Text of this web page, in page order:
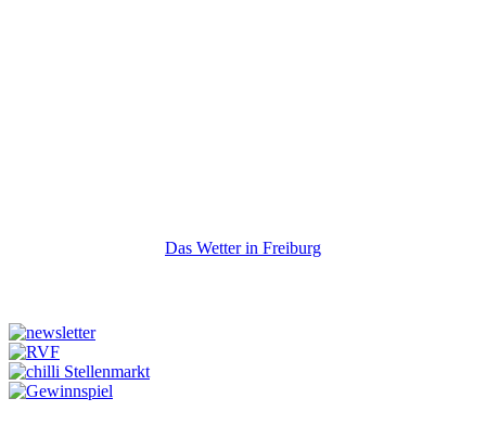
Das Wetter in Freiburg